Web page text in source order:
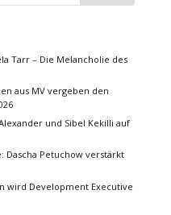
Tarr – Die Melancholie des
aus MV vergeben den
und Sibel Kekilli auf
Dascha Petuchow verstärkt
wird Development Executive